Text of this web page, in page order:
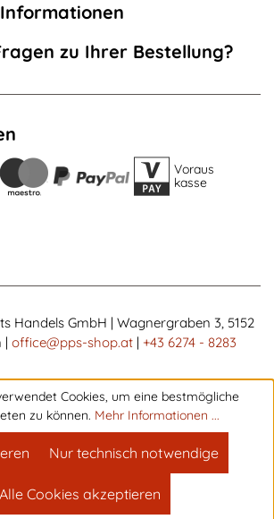
zu Ihrer Bestellung?
Voraus
kasse
Handels GmbH | Wagnergraben 3, 5152
| office@pps-shop.at | +43 6274 - 8283
Cookies, um eine bestmögliche
zu können. Mehr Informationen ...
Nur technisch notwendige
Alle Cookies akzeptieren